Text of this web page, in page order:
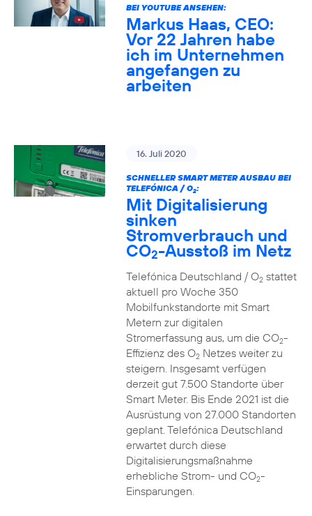
BEI YOUTUBE ANSEHEN:
Markus Haas, CEO:
Vor 22 Jahren habe
ich im Unternehmen
angefangen zu
arbeiten
16. Juli 2020
SCHNELLER SMART METER AUSBAU BEI
TELEFÓNICA / O2:
Mit Digitalisierung
sinken
Stromverbrauch und
CO2-Ausstoß im Netz
Telefónica Deutschland / O2stattet
aktuell pro Woche 350
Mobilfunkstandorte mit Smart
Metern zur digitalen
Stromerfassung aus, um die CO2-
Effizienz des O2Netzes weiter zu
steigern. Insgesamt verfügen
derzeit gut 7.500 Standorte über
Smart Meter. Bis Ende 2021 ist die
Ausrüstung von 27.000 Standorten
geplant. Telefónica Deutschland
erwartet durch diese
Digitalisierungsmaßnahme
erhebliche Strom- und CO2-
Einsparungen.